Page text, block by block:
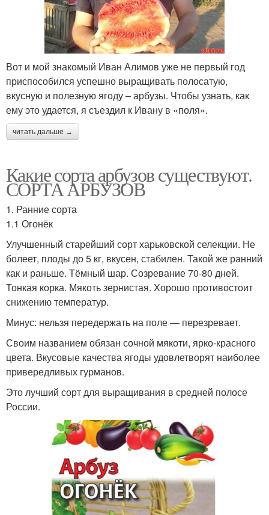
Вот и мой знакомый Иван Алимов уже не первый год
приспособился успешно выращивать полосатую,
вкусную и полезную ягоду – арбузы. Чтобы узнать, как
ему это удается, я съездил к Ивану в «поля».
читать дальше →
Какие сорта арбузов существуют.
СОРТА АРБУЗОВ
1. Ранние сорта
1.1 Огонёк
Улучшенный старейший сорт харьковской селекции. Не
болеет, плоды до 5 кг, вкусен, стабилен. Такой же ранний
как и раньше. Тёмный шар. Созревание 70-80 дней.
Тонкая корка. Мякоть зернистая. Хорошо противостоит
снижению температур.
Минус: нельзя передержать на поле — перезревает.
Своим названием обязан сочной мякоти, ярко-красного
цвета. Вкусовые качества ягоды удовлетворят наиболее
привередливых гурманов.
Это лучший сорт для выращивания в средней полосе
России.